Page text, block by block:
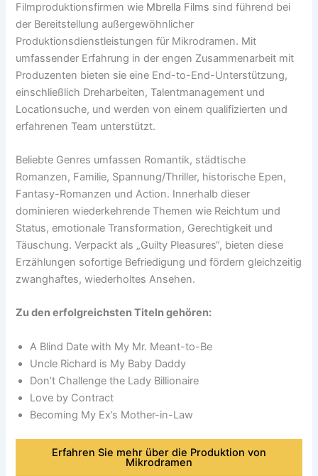
Filmproduktionsfirmen wie Mbrella Films sind führend bei
der Bereitstellung außergewöhnlicher
Produktionsdienstleistungen für Mikrodramen. Mit
umfassender Erfahrung in der engen Zusammenarbeit mit
Produzenten bieten sie eine End-to-End-Unterstützung,
einschließlich Dreharbeiten, Talentmanagement und
Locationsuche, und werden von einem qualifizierten und
erfahrenen Team unterstützt.
Beliebte Genres umfassen Romantik, städtische
Romanzen, Familie, Spannung/Thriller, historische Epen,
Fantasy-Romanzen und Action. Innerhalb dieser
dominieren wiederkehrende Themen wie Reichtum und
Status, emotionale Transformation, Gerechtigkeit und
Täuschung. Verpackt als „Guilty Pleasures“, bieten diese
Erzählungen sofortige Befriedigung und fördern gleichzeitig
zwanghaftes, wiederholtes Ansehen.
Zu den erfolgreichsten Titeln gehören:
A Blind Date with My Mr. Meant-to-Be
Uncle Richard is My Baby Daddy
Don’t Challenge the Lady Billionaire
Love by Contract
Becoming My Ex’s Mother-in-Law
Erfahren Sie mehr über die Produktion von
Mikrodramen